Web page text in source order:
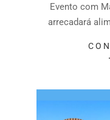
Evento com
arrecadará